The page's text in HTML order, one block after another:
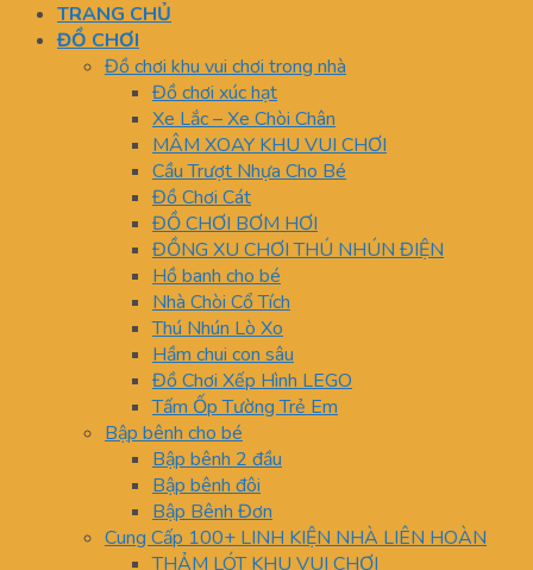
TRANG CHỦ
ĐỒ CHƠI
Đồ chơi khu vui chơi trong nhà
Đồ chơi xúc hạt
Xe Lắc – Xe Chòi Chân
MÂM XOAY KHU VUI CHƠI
Cầu Trượt Nhựa Cho Bé
Đồ Chơi Cát
ĐỒ CHƠI BƠM HƠI
ĐỒNG XU CHƠI THÚ NHÚN ĐIỆN
Hồ banh cho bé
Nhà Chòi Cổ Tích
Thú Nhún Lò Xo
Hầm chui con sâu
Đồ Chơi Xếp Hình LEGO
Tấm Ốp Tường Trẻ Em
Bập bênh cho bé
Bập bênh 2 đầu
Bập bênh đôi
Bập Bênh Đơn
Cung Cấp 100+ LINH KIỆN NHÀ LIÊN HOÀN
THẢM LÓT KHU VUI CHƠI